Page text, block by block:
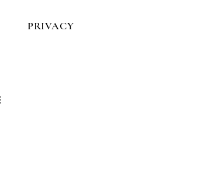
PRIVACY